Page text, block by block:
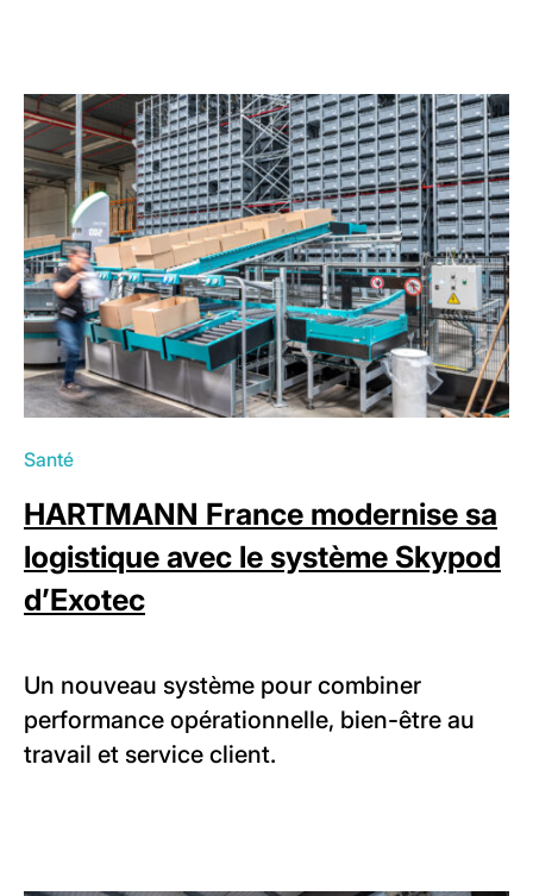
Santé
HARTMANN France modernise sa
logistique avec le système Skypod
d’Exotec
Un nouveau système pour combiner
performance opérationnelle, bien-être au
travail et service client.